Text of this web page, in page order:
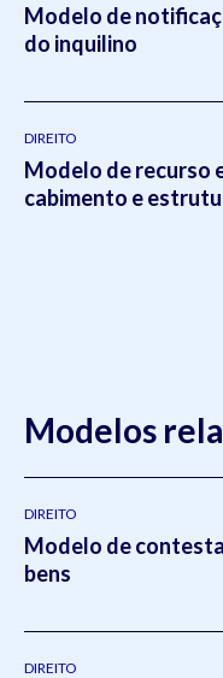
Modelo de
do inquilino
DIREITO
Modelo de recurso
cabimento e
Modelos
DIREITO
Modelo de
bens
DIREITO